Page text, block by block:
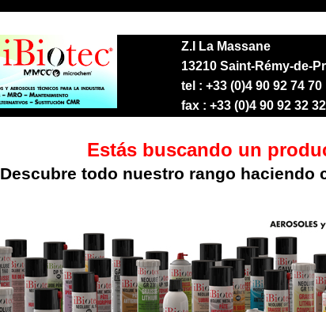
Z.I La Massane
13210 Saint-Rémy-de-
tel : +33 (0)4 90 92 74 70
fax : +33 (0)4 90 92 32 32
Estás buscando un
Descubre todo nuestro rango haciendo